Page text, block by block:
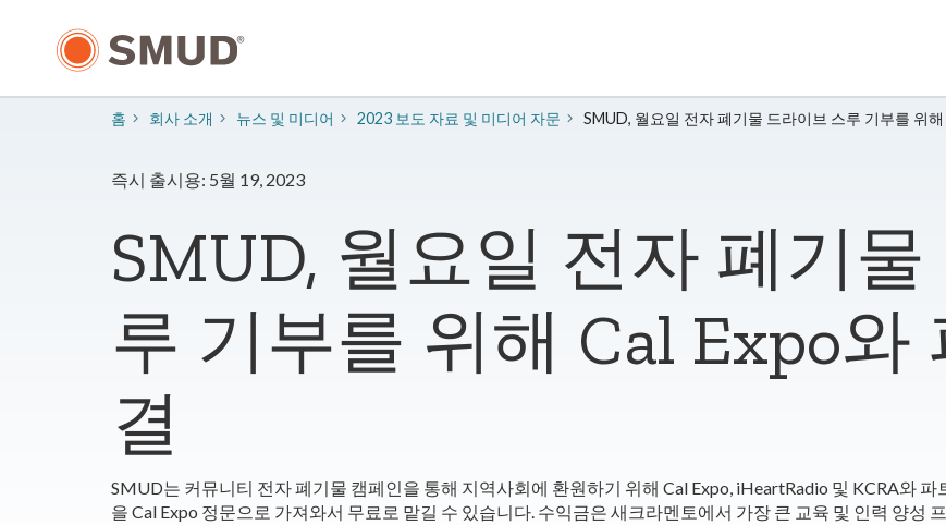
홈 회사 소개 ​뉴스 및 미디어 2023 보도 자료 및 미디어 자문 SMUD, 월요일 전자 폐기물 드라이브 스루 기부를 위
즉시 출시용: 5월 19, 2023
SMUD, 월요일 전자 폐기
루 기부를 위해 Cal Expo와
결
SMUD는 커뮤니티 전자 폐기물 캠페인을 통해 지역사회에 환원하기 위해 Cal Expo, iHeartRadio 및 KCRA와
을 Cal Expo 정문으로 가져와서 무료로 맡길 수 있습니다. 수익금은 새크라멘토에서 가장 큰 교육 및 인력 양성